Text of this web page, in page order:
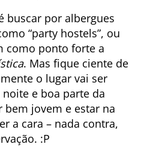
buscar por albergues
“party hostels”, ou
como ponto forte a
. Mas fique ciente de
o lugar vai ser
e boa parte da
bem jovem e estar na
a cara – nada contra,
:P